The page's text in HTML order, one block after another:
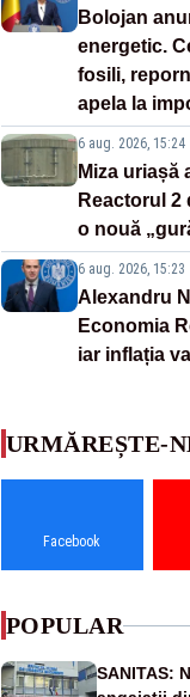
Bolojan
energetic.
fosili,
apela la
6 aug. 2026, 15:24
Miza uriașă
Reactorul 2
o nouă
6 aug. 2026, 15:23
Alexandru
Economia
iar inflația
URMĂREȘTE-
Facebook
POPULAR
SANITAS: